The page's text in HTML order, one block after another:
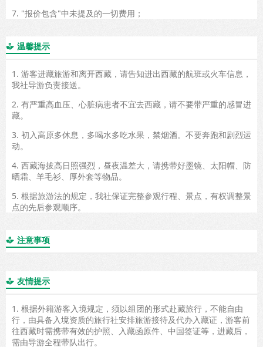
7. "报价包含"中未提及的一切费用；
 温馨提示
1. 游客进藏旅游和离开西藏，请告知进出西藏的航班或火车信息，
我社导游负责接送。
2. 有严重高血压、心脏病患者不宜去西藏，请不要带严重的感冒进
藏。
3. 初入高原多休息，多喝水多吃水果，禁烟酒。不要奔跑和剧烈运
动。
4. 西藏海拔高日照强烈，昼夜温差大，请携带好墨镜、太阳帽、防
晒霜、羊毛衫、厚外套等物品。
5. 根据旅游法的规定，我社保证完整参观行程、景点，有权调整景
点的先后参观顺序。
 注意事项
 友情提示
1. 根据外籍游客入境规定，须以组团的形式赴藏旅行，不能自由
行，由具备入境资质的旅行社安排旅游接待及代办入藏证，游客前
往西藏时需携带有效的护照、入藏函原件、中国签证等，进藏后，
需由导游全程带队出行。